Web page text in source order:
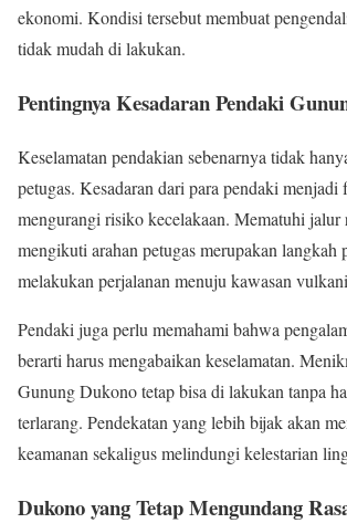
ekonomi. Kondisi tersebut membuat
tidak mudah di lakukan.
Pentingnya Kesadaran Pendaki
Keselamatan pendakian sebenarnya tidak
petugas. Kesadaran dari para pendaki
mengurangi risiko kecelakaan. Mematuhi jalur
mengikuti arahan petugas merupakan langkah
melakukan perjalanan menuju kawasan
Pendaki juga perlu memahami bahwa
berarti harus mengabaikan keselamatan.
Gunung Dukono tetap bisa di lakukan tanpa
terlarang. Pendekatan yang lebih bijak akan
keamanan sekaligus melindungi kelestarian
Dukono yang Tetap Mengundang